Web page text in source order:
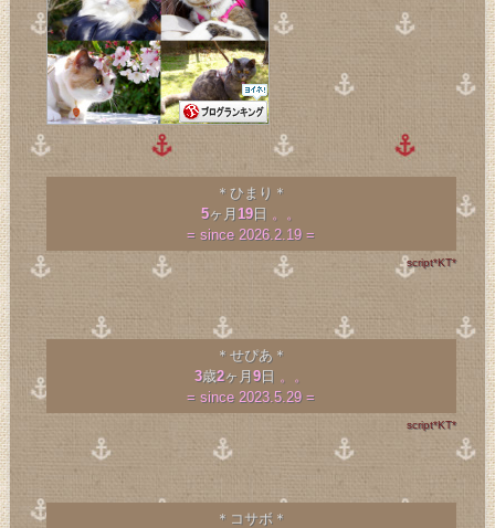
＊ひまり＊
5ヶ月 19日 。。
= since 2026.2.19 =
script*KT*
＊せぴあ＊
3歳2ヶ月9日 。。
= since 2023.5.29 =
script*KT*
＊コサボ＊